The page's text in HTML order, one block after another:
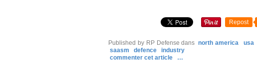
Repost
Published by RP Defense dans north america usa
saasm
defence
industry
commenter cet article
…